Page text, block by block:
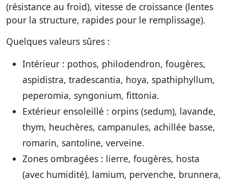
(résistance au froid), vitesse de croissance (lentes
pour la structure, rapides pour le remplissage).
Quelques valeurs sûres :
Intérieur : pothos, philodendron, fougères,
aspidistra, tradescantia, hoya, spathiphyllum,
peperomia, syngonium, fittonia.
Extérieur ensoleillé : orpins (sedum), lavande,
thym, heuchères, campanules, achillée basse,
romarin, santoline, verveine.
Zones ombragées : lierre, fougères, hosta
(avec humidité), lamium, pervenche, brunnera,